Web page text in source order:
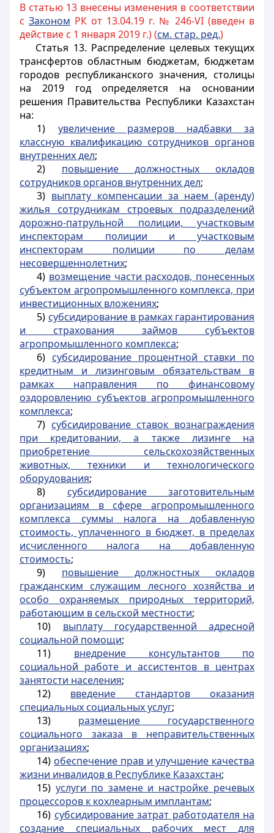
В статью 13 внесены изменения в соответствии
с Законом РК от 13.04.19 г. № 246-VI (введен в
действие с 1 января 2019 г.) (см. стар. ред.)
Статья 13. Распределение целевых текущих
трансфертов областным бюджетам, бюджетам
городов республиканского значения, столицы
на 2019 год определяется на основании
решения Правительства Республики Казахстан
на:
1) увеличение размеров надбавки за
классную квалификацию сотрудников органов
внутренних дел;
2) повышение должностных окладов
сотрудников органов внутренних дел;
3) выплату компенсации за наем (аренду)
жилья сотрудникам строевых подразделений
дорожно-патрульной полиции, участковым
инспекторам полиции и участковым
инспекторам полиции по делам
несовершеннолетних;
4) возмещение части расходов, понесенных
субъектом агропромышленного комплекса, при
инвестиционных вложениях;
5) субсидирование в рамках гарантирования
и страхования займов субъектов
агропромышленного комплекса;
6) субсидирование процентной ставки по
кредитным и лизинговым обязательствам в
рамках направления по финансовому
оздоровлению субъектов агропромышленного
комплекса;
7) субсидирование ставок вознаграждения
при кредитовании, а также лизинге на
приобретение сельскохозяйственных
животных, техники и технологического
оборудования;
8) субсидирование заготовительным
организациям в сфере агропромышленного
комплекса суммы налога на добавленную
стоимость, уплаченного в бюджет, в пределах
исчисленного налога на добавленную
стоимость;
9) повышение должностных окладов
гражданским служащим лесного хозяйства и
особо охраняемых природных территорий,
работающим в сельской местности;
10) выплату государственной адресной
социальной помощи;
11) внедрение консультантов по
социальной работе и ассистентов в центрах
занятости населения;
12) введение стандартов оказания
специальных социальных услуг;
13) размещение государственного
социального заказа в неправительственных
организациях;
14) обеспечение прав и улучшение качества
жизни инвалидов в Республике Казахстан;
15)услуги по замене и настройке речевых
процессоров к кохлеарным имплантам;
16) субсидирование затрат работодателя на
создание специальных рабочих мест для